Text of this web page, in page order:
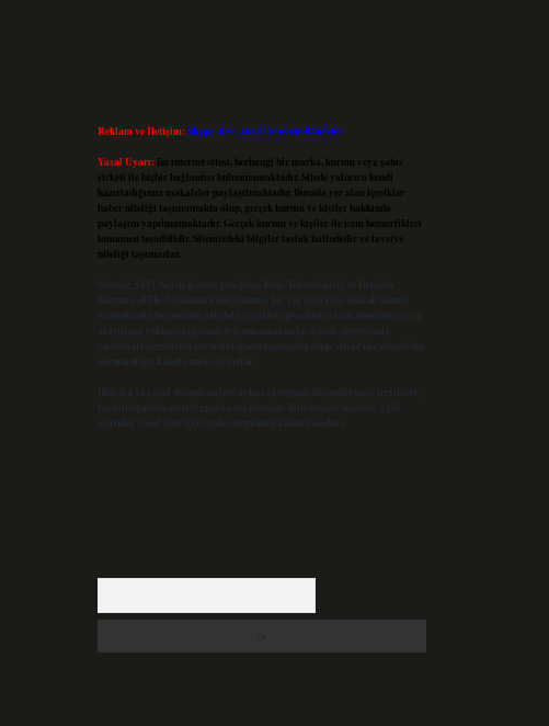
Reklam ve İletişim:Skype: live:.cid.575569c608265c69
Yasal Uyarı: Bu internet sitesi, herhangi bir marka, kurum veya şahıs
şirketi ile hiçbir bağlantısı bulunmamaktadır. Sitede yalnızca kendi
hazırladığımız makaleler paylaşılmaktadır. Burada yer alan içerikler
haber niteliği taşımamakta olup, gerçek kurum ve kişiler hakkında
paylaşım yapılmamaktadır. Gerçek kurum ve kişiler ile isim benzerlikleri
tamamen tesadüfidir. Sitemizdeki bilgiler taslak halindedir ve tavsiye
niteliği taşımazlar.
Sitemiz, 5651 Sayılı Kanun gereğince Bilgi Teknolojileri ve İletişim
Kurumu (BTK) tarafından onaylanmış bir Yer Sağlayıcı olarak hizmet
vermektedir. Bu nedenle, sitedeki içerikleri proaktif olarak denetleme veya
araştırma yükümlülüğümüz bulunmamaktadır. Ancak, üyelerimiz
yazdıkları içeriklerin sorumluluğunu taşımakta olup, siteye üye olarak bu
sorumluluğu kabul etmiş sayılırlar.
Hukuka ve yasal düzenlemelere aykırı olduğunu düşündüğünüz içerikleri,
backlinkpanelicomtr@gmail.com adresine bildirmeniz halinde, ilgili
içerikler yasal süre içerisinde sitemizden kaldırılacaktır.